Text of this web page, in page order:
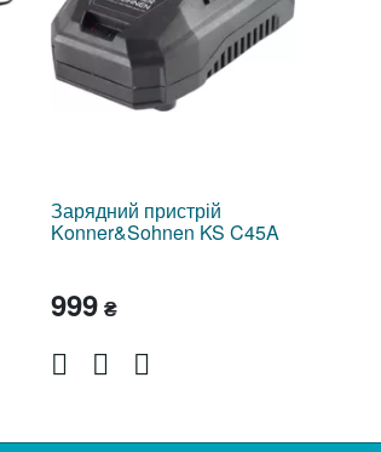
Зарядний пристрій
Konner&Sohnen KS C45A
999₴